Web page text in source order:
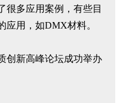
很多应用案例，有些目
应用，如DMX材料。